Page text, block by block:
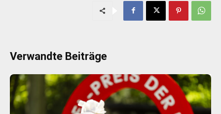
Verwandte Beiträge